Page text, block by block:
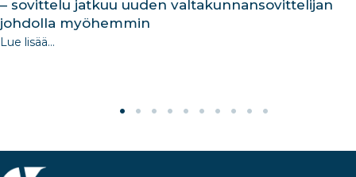
– sovittelu jatkuu uuden valtakunnansovittelijan
johdolla myöhemmin
Lue lisää...